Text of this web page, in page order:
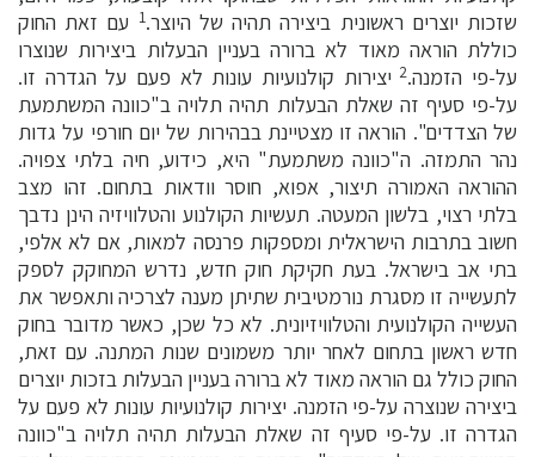
שזכות יוצרים ראשונית ביצירה תהיה של היוצר.1 עם זאת החוק
כוללת הוראה מאוד לא ברורה בעניין הבעלות ביצירות שנוצרו
על-פי הזמנה.2 יצירות קולנועיות עונות לא פעם על הגדרה זו.
על-פי סעיף זה שאלת הבעלות תהיה תלויה ב"כוונה המשתמעת
של הצדדים". הוראה זו מצטיינת בבהירות של יום חורפי על גדות
נהר התמזה. ה"כוונה משתמעת" היא, כידוע, חיה בלתי צפויה.
ההוראה האמורה תיצור, אפוא, חוסר וודאות בתחום. זהו מצב
בלתי רצוי, בלשון המעטה. תעשיות הקולנוע והטלוויזיה הינן נדבך
חשוב בתרבות הישראלית ומספקות פרנסה למאות, אם לא אלפי,
בתי אב בישראל. בעת חקיקת חוק חדש, נדרש המחוקק לספק
לתעשייה זו מסגרת נורמטיבית שתיתן מענה לצרכיה ותאפשר את
העשייה הקולנועית והטלוויזיונית. לא כל שכן, כאשר מדובר בחוק
חדש ראשון בתחום לאחר יותר משמונים שנות המתנה. עם זאת,
החוק כולל גם הוראה מאוד לא ברורה בעניין הבעלות בזכות יוצרים
ביצירה שנוצרה על-פי הזמנה. יצירות קולנועיות עונות לא פעם על
הגדרה זו. על-פי סעיף זה שאלת הבעלות תהיה תלויה ב"כוונה